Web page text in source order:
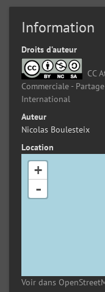
Information
Droits d’auteur
CC
Commerciale -
International
Auteur
Nicolas Boulesteix
Location
+
-
Voir dans